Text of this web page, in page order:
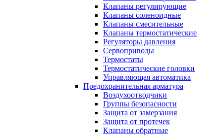
Клапаны регулирующие
Клапаны соленоидные
Клапаны смесительные
Клапаны термостатические
Регуляторы давления
Сервоприводы
Термостаты
Термостатические головки
Управляющая автоматика
Предохранительная арматура
Воздухоотводчики
Группы безопасности
Защита от замерзания
Защита от протечек
Клапаны обратные